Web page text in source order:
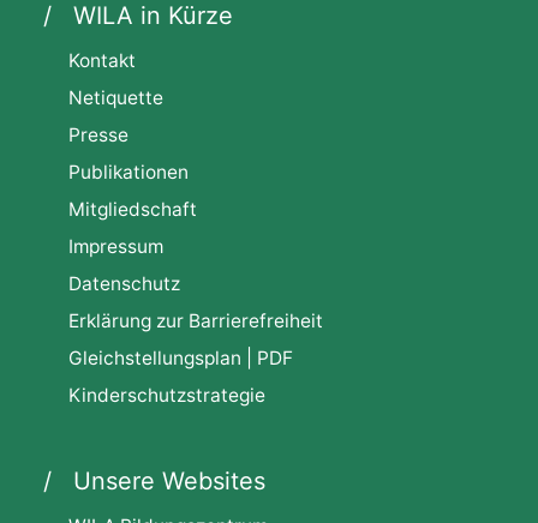
WILA in Kürze
Kontakt
Netiquette
Presse
Publikationen
Mitgliedschaft
Impressum
Datenschutz
Erklärung zur Barrierefreiheit
Gleichstellungsplan | PDF
Kinderschutzstrategie
Unsere Websites